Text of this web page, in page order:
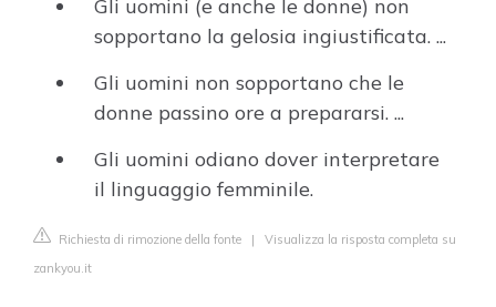
Gli uomini (e anche le donne) non
sopportano la gelosia ingiustificata. ...
Gli uomini non sopportano che le
donne passino ore a prepararsi. ...
Gli uomini odiano dover interpretare
il linguaggio femminile.
Richiesta di rimozione della fonte | Visualizza la risposta completa su
zankyou.it